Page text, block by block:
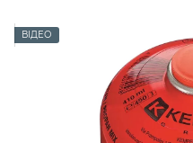
ВІДЕО